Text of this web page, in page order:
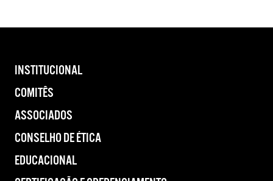
INSTITUCIONAL
COMITÊS
ASSOCIADOS
CONSELHO DE ÉTICA
EDUCACIONAL